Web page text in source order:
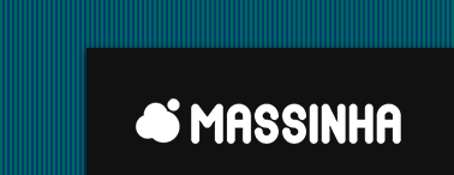
massinha
Site dedicado à técnica de stop-motion